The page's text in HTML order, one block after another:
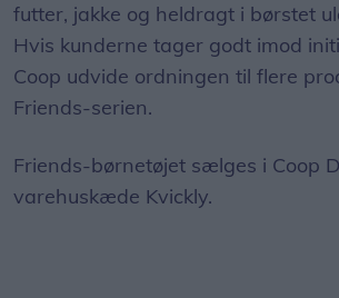
futter, jakke og heldragt i børstet
Hvis kunderne tager godt imod
Coop udvide ordningen til flere
Friends-serien.
Friends-børnetøjet sælges i Coop
varehuskæde Kvickly.